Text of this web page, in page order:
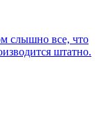
слышно все, что
штатно.